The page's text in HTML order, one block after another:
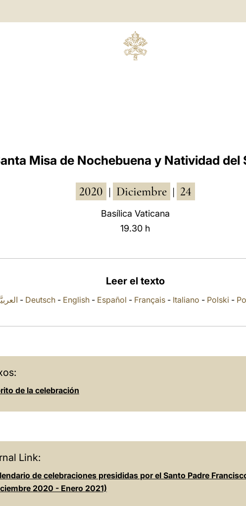
Misa de Nochebuena y Natividad del
2020 Diciembre 24
Basílica Vaticana
19.30 h
Leer el texto
- Deutsch - English - Español - Français - Italiano - Polski -
de la celebración
Link:
de celebraciones presididas por el Santo Padre
2020 - Enero 2021)